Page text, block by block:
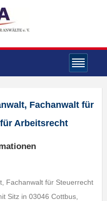
Fachanwalt für
Arbeitsrecht
Fachanwalt für Steuerrecht
Sitz in 03046 Cottbus,